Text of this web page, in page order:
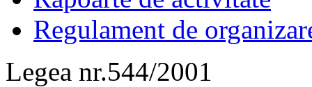
Regulament de
Legea nr.544/2001